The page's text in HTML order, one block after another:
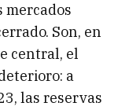
mercados
Son, en
central, el
a
las reservas